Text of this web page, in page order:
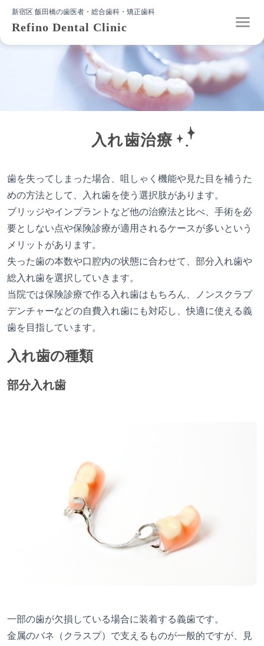
新宿区 飯田橋の歯医者・総合歯科・矯正歯科
Refino Dental Clinic
入れ歯治療
歯を失ってしまった場合、咀しゃく機能や見た目を補うた
めの方法として、入れ歯を使う選択肢があります。
ブリッジやインプラントなど他の治療法と比べ、手術を必
要としない点や保険診療が適用されるケースが多いという
メリットがあります。
失った歯の本数や口腔内の状態に合わせて、部分入れ歯や
総入れ歯を選択していきます。
当院では保険診療で作る入れ歯はもちろん、ノンスクラプ
デンチャーなどの自費入れ歯にも対応し、快適に使える義
歯を目指しています。
入れ歯の種類
部分入れ歯
一部の歯が欠損している場合に装着する義歯です。
金属のバネ（クラスプ）で支えるものが一般的ですが、見